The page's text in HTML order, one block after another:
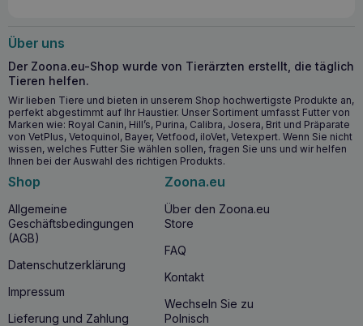
Über uns
Der Zoona.eu-Shop wurde von Tierärzten erstellt, die täglich
Tieren helfen.
Wir lieben Tiere und bieten in unserem Shop hochwertigste Produkte an,
perfekt abgestimmt auf Ihr Haustier. Unser Sortiment umfasst Futter von
Marken wie: Royal Canin, Hill’s, Purina, Calibra, Josera, Brit und Präparate
von VetPlus, Vetoquinol, Bayer, Vetfood, iloVet, Vetexpert. Wenn Sie nicht
wissen, welches Futter Sie wählen sollen, fragen Sie uns und wir helfen
Ihnen bei der Auswahl des richtigen Produkts.
Shop
Allgemeine
Geschäftsbedingungen
(AGB)
Datenschutzerklärung
Impressum
Lieferung und Zahlung
Zoona.eu
Über den Zoona.eu
Store
FAQ
Kontakt
Wechseln Sie zu
Polnisch